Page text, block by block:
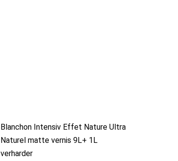
Blanchon Intensiv Effet Nature Ultra
Naturel matte vernis 9L+ 1L
verharder